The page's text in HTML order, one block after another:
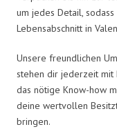
um jedes Detail,
Lebensabschnitt in
Unsere freundlichen
stehen dir jederzeit mit
das nötige Know-how
deine wertvollen
bringen.